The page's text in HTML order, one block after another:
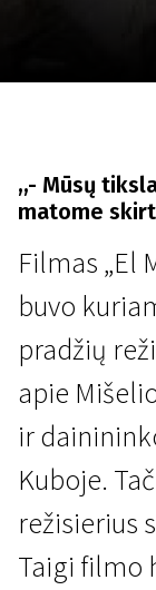
,,- Mūsų
matome
Filmas „El
buvo
pradžių
apie
ir
Kuboje.
režisierius
Taigi filmo